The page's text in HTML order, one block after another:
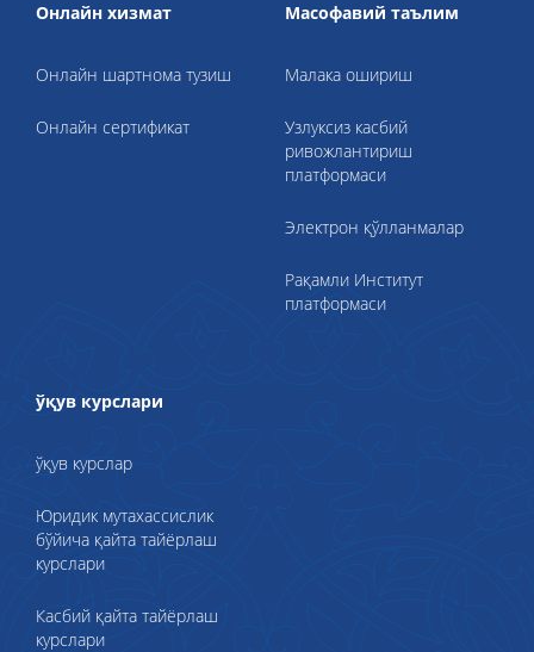
Онлайн хизмат
Онлайн шартнома тузиш
Онлайн сертификат
Масофавий таълим
Малака ошириш
Узлуксиз касбий
ривожлантириш
платформаси
Электрон қўлланмалар
Рақамли Институт
платформаси
ўқув курслари
ўқув курслар
Юридик мутахассислик
бўйича қайта тайёрлаш
курслари
Касбий қайта тайёрлаш
курслари